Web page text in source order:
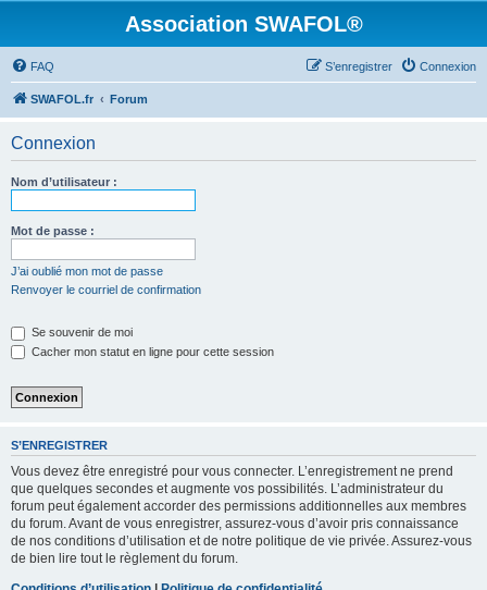
Association SWAFOL®
FAQ Connexion
S’enregistrer
SWAFOL.fr Forum
Connexion
Nom d’utilisateur :
Mot de passe :
J’ai oublié mon mot de passe
Renvoyer le courriel de confirmation
Se souvenir de moi
Cacher mon statut en ligne pour cette session
S’ENREGISTRER
Vous devez être enregistré pour vous connecter. L’enregistrement ne prend
que quelques secondes et augmente vos possibilités. L’administrateur du
forum peut également accorder des permissions additionnelles aux membres
du forum. Avant de vous enregistrer, assurez-vous d’avoir pris connaissance
de nos conditions d’utilisation et de notre politique de vie privée. Assurez-vous
de bien lire tout le règlement du forum.